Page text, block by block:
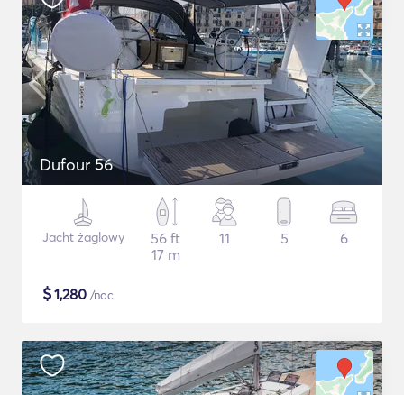
Dufour 56
Jacht żaglowy
56 ft
17 m
11 5 6
$1,280 /noc